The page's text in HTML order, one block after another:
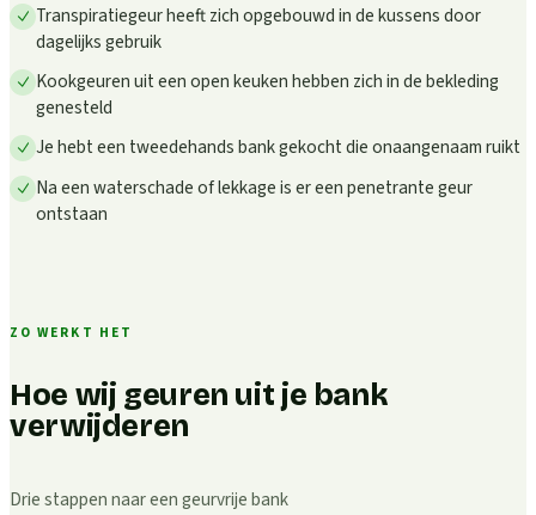
Transpiratiegeur heeft zich opgebouwd in de kussens door
dagelijks gebruik
Kookgeuren uit een open keuken hebben zich in de bekleding
genesteld
Je hebt een tweedehands bank gekocht die onaangenaam ruikt
Na een waterschade of lekkage is er een penetrante geur
ontstaan
ZO WERKT HET
Hoe wij geuren uit je bank
verwijderen
Drie stappen naar een geurvrije bank